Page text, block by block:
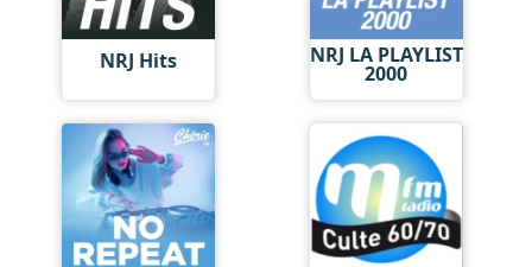
NRJ Hits NRJ LA PLAYLIST
2000